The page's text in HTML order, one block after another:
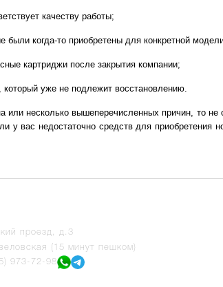
качеству работы;
были когда-то приобретены для конкретной
картриджи после закрытия компании;
уже не подлежит восстановлению.
или несколько вышеперечисленных причин, то
у вас недостаточно средств для приобретения
проезд, д.3
(15 минут пешком)
973-72-98